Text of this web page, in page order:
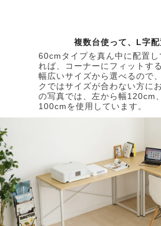
複数台使って、L字
60cmタイプを真ん中に配置
れば、コーナーにフィットす
幅広いサイズから選べるので
クではサイズが合わない方に
の写真では、左から幅120cm
100cmを使用しています。